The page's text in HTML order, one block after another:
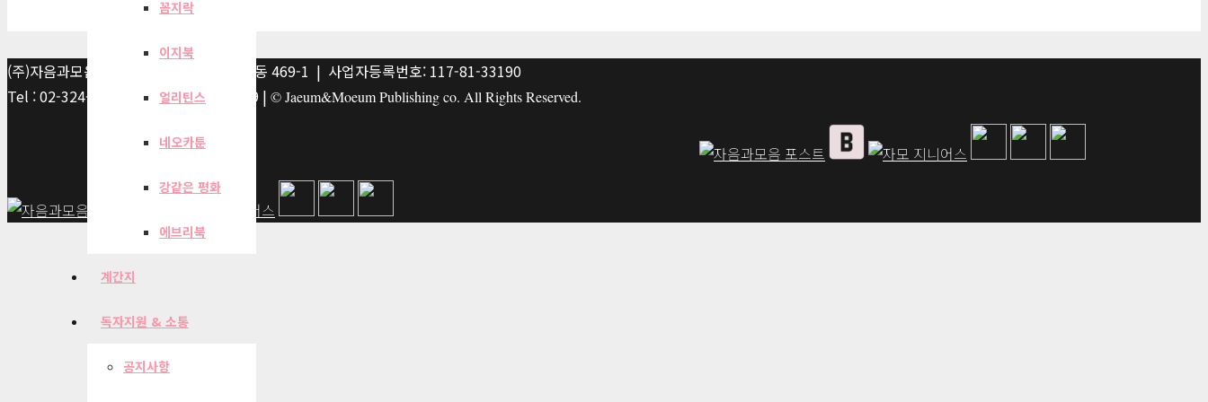
꼼지락
이지북
얼리틴스
네오카툰
강같은 평화
에브리북
계간지
독자지원 & 소통
공지사항
(주)자음과모음 | 10881 경기 파주시 서패동 469-1 | 사업자등록번호: 117-81-33190
Tel : 02-324-2347 | Fax : 02-6959-8459 | © Jaeum&Moeum Publishing co. All Rights Reserved.